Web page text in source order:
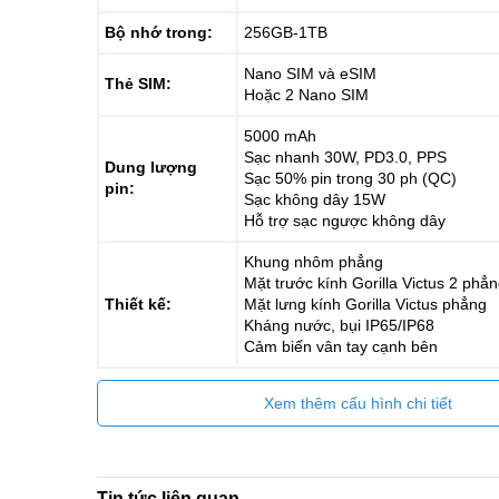
Bộ nhớ trong: 256GB-1TB
Thẻ SIM:
Nano SIM và eSIM
Hoặc 2 Nano SIM
Dung lượng
pin:
5000 mAh
Sạc nhanh 30W, PD3.0, PPS
Sạc 50% pin trong 30 ph (QC)
Sạc không dây 15W
Hỗ trợ sạc ngược không dây
Thiết kế:
Khung nhôm phẳng
Mặt trước kính Gorilla Victus 2
Mặt lưng kính Gorilla Victus phẳng
Kháng nước, bụi IP65/IP68
Cảm biến vân tay cạnh bên
Xem thêm cấu hình chi tiết